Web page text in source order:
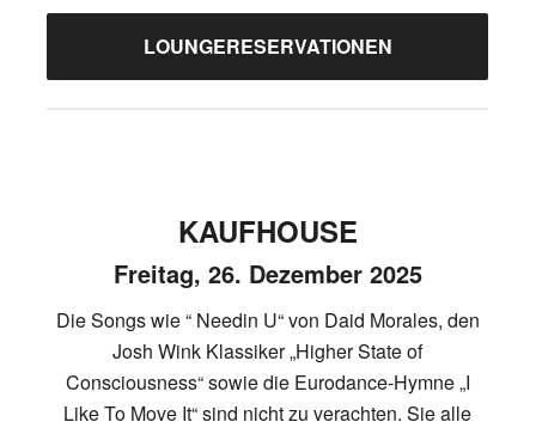
LOUNGERESERVATIONEN
KAUFHOUSE
Freitag, 26. Dezember 2025
Die Songs wie “ Needin U“ von Daid Morales, den
Josh Wink Klassiker „Higher State of
Consciousness“ sowie die Eurodance-Hymne „I
Like To Move It“ sind nicht zu verachten. Sie alle